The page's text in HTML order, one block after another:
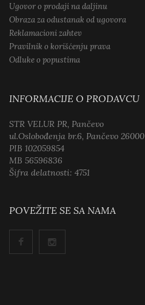
Ugovor o prodaji na daljinu
Obraza za odustanak od ugovora
Reklamacioni zahtev
Pravilnik o korišćenju prava
Odluke o popustima
INFORMACIJE O PRODAVCU
STR VELUR PR, Pančevo
ul.Oslobođenja br.6, Pančevo 26000
PIB 102059854
MB 56596836
Šifra delatnosti: 4751
POVEŽITE SE SA NAMA